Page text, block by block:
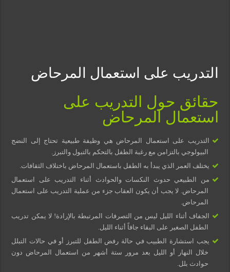
التدريب على استعمال المرحاض
حقائق حول التدريب على
استعمال المرحاض
التدريب على استعمال المرحاض هي وظيفة طبيعية تحتاج إلى النضج
البيولوجي بالتزامن مع رغبة الطفل بالتحكم بالتبول والتبرز.
يختلف العمر الذي يبدأ به الطفل باستعمال المرحاض باختلاف الثقافات.
من الطبيعي حدوث النكسات والحوادث أثناء التدريب على استعمال
المرحاض. لا يجب أن يكون العقاب جزء من عملية التدريب على استعمال
المرحاض.
الجفاف أثناء الليل ليس من التصرفات المرتبطة بالإرادة! لا يمكن تدريب
الطفل الصغير على البقاء جافاً أثناء الليل.
يجب استشارة الطبيب في حالة رفض الطفل للتبرز أو في حالات التبلل
خلال النهار أو الليل بعد مرور ستة أشهر من استعمال المرحاض دون
حوادث بلل.